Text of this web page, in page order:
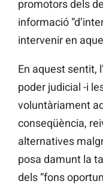
promotors dels
informació
intervenir en
En aquest sentit,
poder judicial -i
voluntàriament
conseqüència,
alternatives
posa damunt la
dels “fons